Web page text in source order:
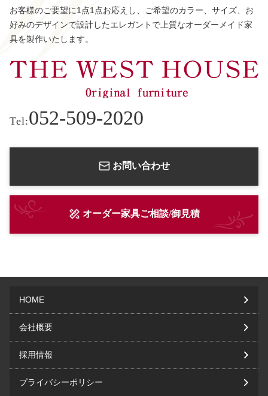
お客様のご要望に1点1点お応えし、ご希望のカラー、サイズ、お
好みのデザインで設計したエレガントで上質なオーダーメイド家
具を製作いたします。
Tel:052-509-2020
お問い合わせ
オーダー家具ご相談/御見積
HOME
会社概要
採用情報
プライバシーポリシー